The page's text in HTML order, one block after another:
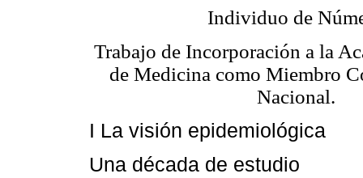
Individuo de
Trabajo de Incorporación a la
de Medicina como Miembro
Nacional.
I La visión epidemiológica
Una década de estudio